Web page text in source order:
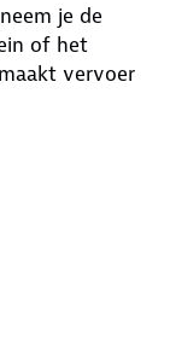
je de
of het
vervoer
met
stevig op